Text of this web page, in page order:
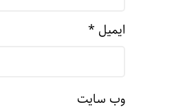
ایمیل *
وب‌ سایت